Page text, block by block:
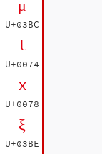
μ
U+03BC
t
U+0074
x
U+0078
ξ
U+03BE